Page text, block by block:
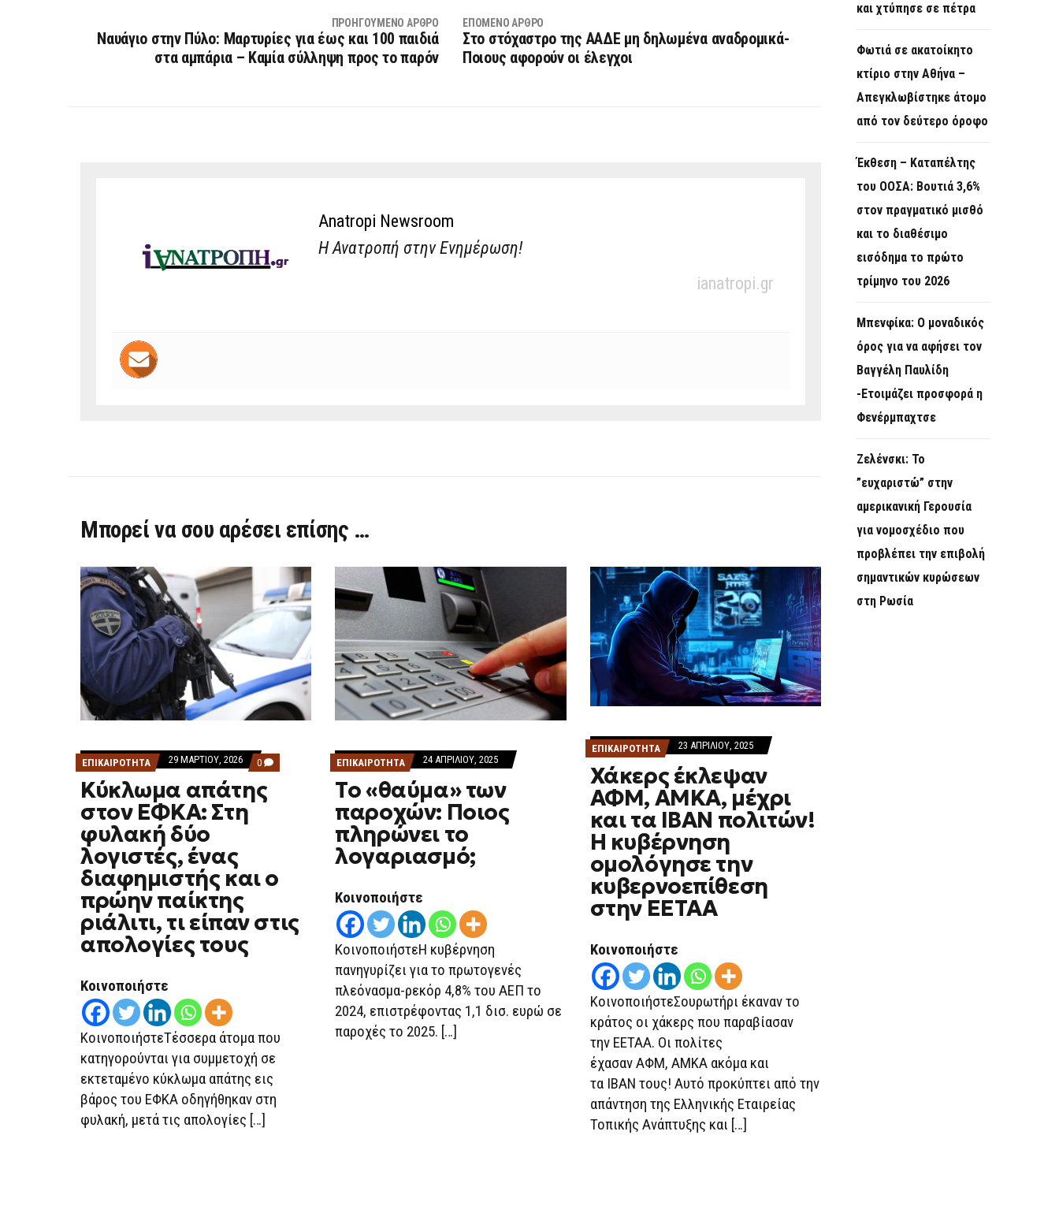
ΠΡΟΗΓΟΎΜΕΝΟ ΆΡΘΡΟ
Ναυάγιο στην Πύλο: Μαρτυρίες για έως και 100 παιδιά
στα αμπάρια – Καμία σύλληψη προς το παρόν
ΕΠΌΜΕΝΟ ΆΡΘΡΟ
Στο στόχαστρο της ΑΑΔΕ μη δηλωμένα αναδρομικά-
Ποιους αφορούν οι έλεγχοι
Anatropi Newsroom
Η Ανατροπή στην Ενημέρωση!
ianatropi.gr
Μπορεί να σου αρέσει επίσης …
ΕΠΙΚΑΙΡΟΤΗΤΑ 29 ΜΑΡΤΊΟΥ, 2026 0 COMMENTS
ON
ΚΎΚΛΩΜΑ
ΑΠΆΤΗΣ
ΈΝΑΣ
Ο
ΠΡΏΗΝ
ΠΑΊΚΤΗΣ
Κύκλωμα απάτης
στον ΕΦΚΑ: Στη
φυλακή δύο
λογιστές, ένας
διαφημιστής και ο
πρώην παίκτης
ριάλιτι, τι είπαν στις
απολογίες τους
Κοινοποιήστε
ΚοινοποιήστεΤέσσερα άτομα που
κατηγορούνται για συμμετοχή σε
εκτεταμένο κύκλωμα απάτης εις
βάρος του ΕΦΚΑ οδηγήθηκαν στη
φυλακή, μετά τις απολογίες […]
ΕΠΙΚΑΙΡΟΤΗΤΑ 24 ΑΠΡΙΛΊΟΥ, 2025
Το «θαύμα» των
παροχών: Ποιος
πληρώνει το
λογαριασμό;
Κοινοποιήστε
ΚοινοποιήστεΗ κυβέρνηση
πανηγυρίζει για το πρωτογενές
πλεόνασμα-ρεκόρ 4,8% του ΑΕΠ το
2024, επιστρέφοντας 1,1 δισ. ευρώ σε
παροχές το 2025. […]
ΕΠΙΚΑΙΡΟΤΗΤΑ 23 ΑΠΡΙΛΊΟΥ, 2025
Χάκερς έκλεψαν
ΑΦΜ, ΑΜΚΑ, μέχρι
και τα ΙΒΑΝ πολιτών!
Η κυβέρνηση
ομολόγησε την
κυβερνοεπίθεση
στην ΕΕΤΑΑ
Κοινοποιήστε
ΚοινοποιήστεΣουρωτήρι έκαναν το
κράτος οι χάκερς που παραβίασαν
την ΕΕΤΑΑ. Οι πολίτες
έχασαν ΑΦΜ, ΑΜΚΑ ακόμα και
τα ΙΒΑΝ τους! Αυτό προκύπτει από την
απάντηση της Ελληνικής Εταιρείας
Τοπικής Ανάπτυξης και […]
και χτύπησε σε πέτρα
Φωτιά σε ακατοίκητο
κτίριο στην Αθήνα –
Απεγκλωβίστηκε άτομο
από τον δεύτερο όροφο
Έκθεση – Καταπέλτης
του ΟΟΣΑ: Βουτιά 3,6%
στον πραγματικό μισθό
και το διαθέσιμο
εισόδημα το πρώτο
τρίμηνο του 2026
Μπενφίκα: Ο μοναδικός
όρος για να αφήσει τον
Βαγγέλη Παυλίδη
-Ετοιμάζει προσφορά η
Φενέρμπαχτσε
Ζελένσκι: Το
”ευχαριστώ” στην
αμερικανική Γερουσία
για νομοσχέδιο που
προβλέπει την επιβολή
σημαντικών κυρώσεων
στη Ρωσία